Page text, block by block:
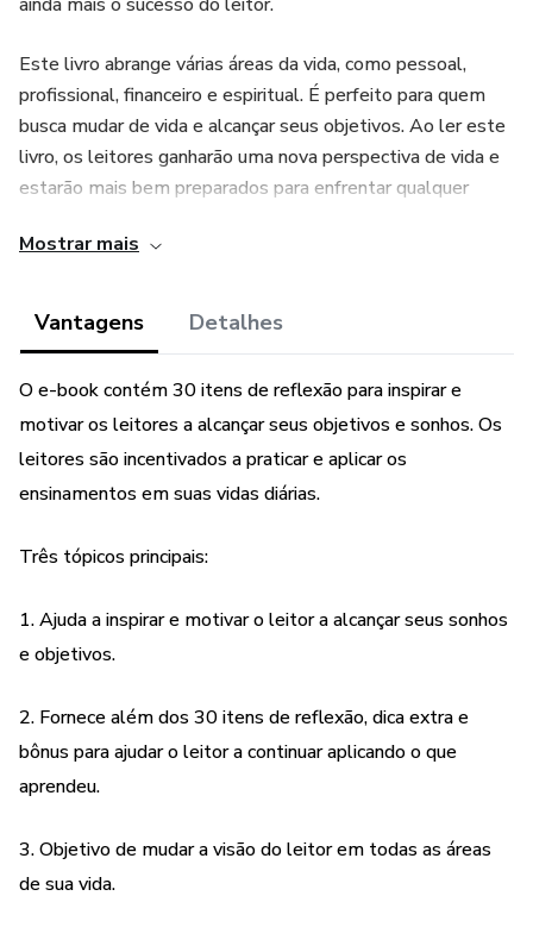
Este livro abrange várias áreas da vida, como pessoal,
profissional, financeiro e espiritual. É perfeito para quem
busca mudar de vida e alcançar seus objetivos. Ao ler este
livro, os leitores ganharão uma nova perspectiva de vida e
estarão mais bem preparados para enfrentar qualquer
Mostrar mais
Vantagens Detalhes
O e-book contém 30 itens de reflexão para inspirar e
motivar os leitores a alcançar seus objetivos e sonhos. Os
leitores são incentivados a praticar e aplicar os
ensinamentos em suas vidas diárias.
Três tópicos principais:
1. Ajuda a inspirar e motivar o leitor a alcançar seus sonhos
e objetivos.
2. Fornece além dos 30 itens de reflexão, dica extra e
bônus para ajudar o leitor a continuar aplicando o que
aprendeu.
3. Objetivo de mudar a visão do leitor em todas as áreas
de sua vida.